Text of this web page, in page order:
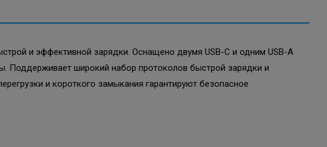
и эффективной зарядки. Оснащено двумя USB-C и одним USB-A
Поддерживает широкий набор протоколов быстрой зарядки и
и короткого замыкания гарантируют безопасное